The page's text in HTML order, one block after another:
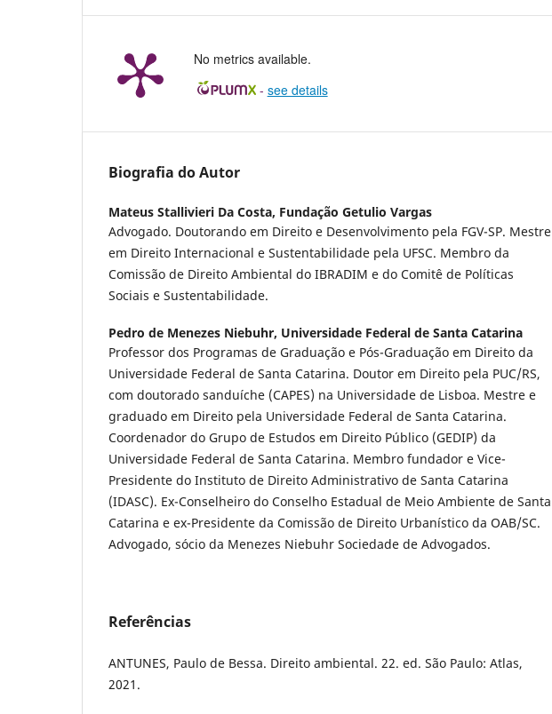
No metrics available.
- see details
Biografia do Autor
Mateus Stallivieri Da Costa, Fundação Getulio Vargas
Advogado. Doutorando em Direito e Desenvolvimento pela FGV-SP. Mestre
em Direito Internacional e Sustentabilidade pela UFSC. Membro da
Comissão de Direito Ambiental do IBRADIM e do Comitê de Políticas
Sociais e Sustentabilidade.
Pedro de Menezes Niebuhr, Universidade Federal de Santa Catarina
Professor dos Programas de Graduação e Pós-Graduação em Direito da
Universidade Federal de Santa Catarina. Doutor em Direito pela PUC/RS,
com doutorado sanduíche (CAPES) na Universidade de Lisboa. Mestre e
graduado em Direito pela Universidade Federal de Santa Catarina.
Coordenador do Grupo de Estudos em Direito Público (GEDIP) da
Universidade Federal de Santa Catarina. Membro fundador e Vice-
Presidente do Instituto de Direito Administrativo de Santa Catarina
(IDASC). Ex-Conselheiro do Conselho Estadual de Meio Ambiente de Santa
Catarina e ex-Presidente da Comissão de Direito Urbanístico da OAB/SC.
Advogado, sócio da Menezes Niebuhr Sociedade de Advogados.
Referências
ANTUNES, Paulo de Bessa. Direito ambiental. 22. ed. São Paulo: Atlas,
2021.